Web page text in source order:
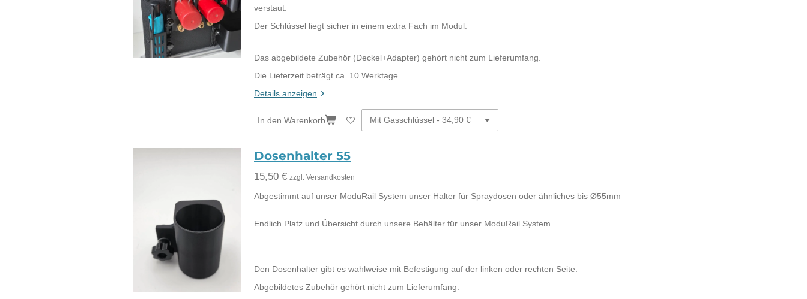
verstaut.
Der Schlüssel liegt sicher in einem extra Fach im Modul.
Das abgebildete Zubehör (Deckel+Adapter) gehört nicht zum Lieferumfang.
Die Lieferzeit beträgt ca. 10 Werktage.
Details anzeigen
In den Warenkorb
Dosenhalter 55
15,50 € zzgl. Versandkosten
Abgestimmt auf unser ModuRail System unser Halter für Spraydosen oder ähnliches bis Ø55mm
Endlich Platz und Übersicht durch unsere Behälter für unser ModuRail System.
Den Dosenhalter gibt es wahlweise mit Befestigung auf der linken oder rechten Seite.
Abgebildetes Zubehör gehört nicht zum Lieferumfang.